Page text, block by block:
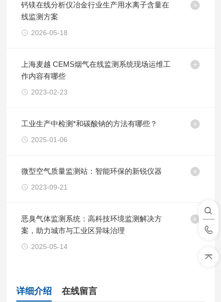
钙镁在线分析仪冶金行业生产用水离子含量在
线监测方案
2026-05-18
上海麦越 CEMS烟气在线监测系统现场运维工
作内容有哪些
2023-02-23
工业生产中检测*和碳酸钠的方法有哪些？
2025-01-06
微型空气质量监测站：智能环保的新锐仪器
2023-09-21
恶臭气体监测系统：高科技环境监测解决方
案，助力城市与工业区异味治理
2025-05-14
详细介绍 在线留言